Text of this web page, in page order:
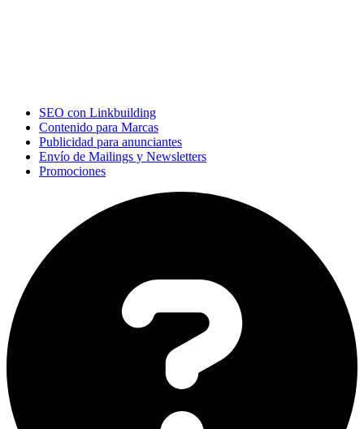
SEO con Linkbuilding
Contenido para Marcas
Publicidad para anunciantes
Envío de Mailings y Newsletters
Promociones